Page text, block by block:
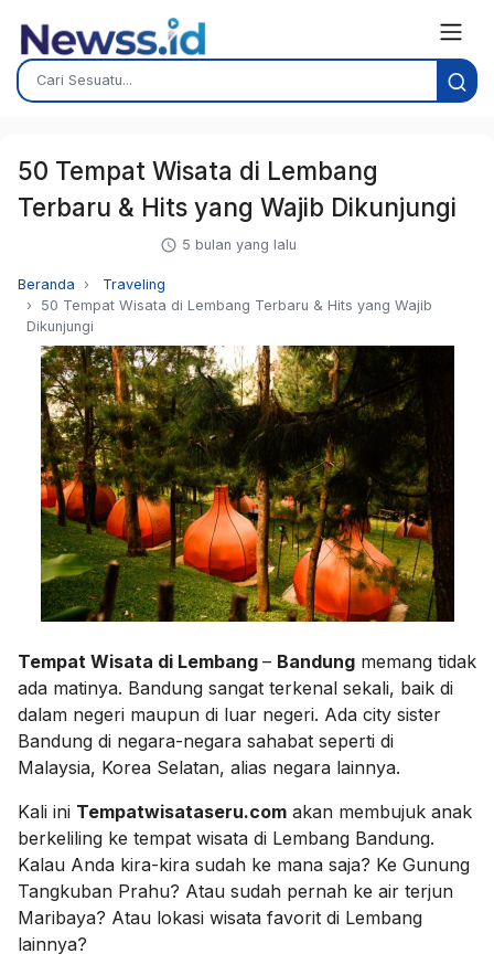
50 Tempat Wisata di Lembang
Terbaru & Hits yang Wajib Dikunjungi
5 bulan yang lalu
Beranda
Traveling
50 Tempat Wisata di Lembang Terbaru & Hits yang Wajib
Dikunjungi
Tempat Wisata di Lembang – Bandung memang tidak
ada matinya. Bandung sangat terkenal sekali, baik di
dalam negeri maupun di luar negeri. Ada city sister
Bandung di negara-negara sahabat seperti di
Malaysia, Korea Selatan, alias negara lainnya.
Kali ini Tempatwisataseru.com akan membujuk anak
berkeliling ke tempat wisata di Lembang Bandung.
Kalau Anda kira-kira sudah ke mana saja? Ke Gunung
Tangkuban Prahu? Atau sudah pernah ke air terjun
Maribaya? Atau lokasi wisata favorit di Lembang
lainnya?